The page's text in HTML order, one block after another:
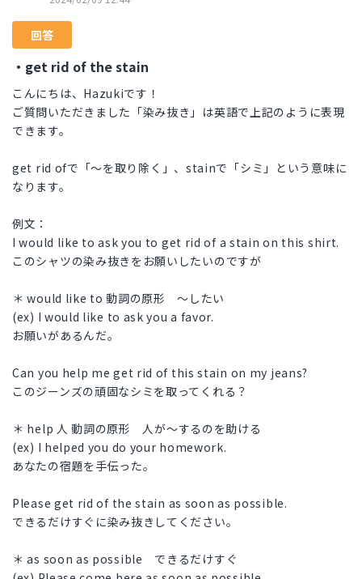
回答
・get rid of the stain
こんにちは、Hazukiです！
ご質問いただきました「染み抜き」は英語で上記のように表現
できます。
get rid ofで「～を取り除く」、stainで「シミ」という意味に
なります。
例文：
I would like to ask you to get rid of a stain on this shirt.
このシャツの染み抜きをお願いしたいのですが
＊ would like to 動詞の原形 ～したい
(ex) I would like to ask you a favor.
お願いがあるんだ。
Can you help me get rid of this stain on my jeans?
このジーンズの頑固なシミを取ってくれる？
＊ help 人 動詞の原形 人が～するのを助ける
(ex) I helped you do your homework.
あなたの宿題を手伝った。
Please get rid of the stain as soon as possible.
できるだけすぐに染み抜きしてください。
＊ as soon as possible できるだけすぐ